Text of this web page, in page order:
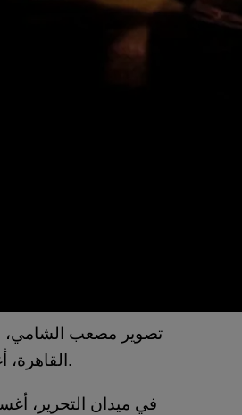
تصوير مصعب الشامي،
القاهرة، أغسطس ٢٠١١.